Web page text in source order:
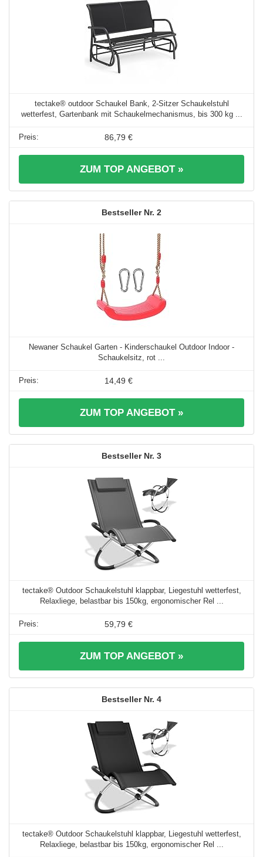
tectake® outdoor Schaukel Bank, 2-Sitzer Schaukelstuhl
wetterfest, Gartenbank mit Schaukelmechanismus, bis 300 kg ...
86,79 €
ZUM TOP ANGEBOT »
2
Newaner Schaukel Garten - Kinderschaukel Outdoor Indoor -
Schaukelsitz, rot ...
14,49 €
ZUM TOP ANGEBOT »
3
tectake® Outdoor Schaukelstuhl klappbar, Liegestuhl wetterfest,
Relaxliege, belastbar bis 150kg, ergonomischer Rel ...
59,79 €
ZUM TOP ANGEBOT »
4
tectake® Outdoor Schaukelstuhl klappbar, Liegestuhl wetterfest,
Relaxliege, belastbar bis 150kg, ergonomischer Rel ...